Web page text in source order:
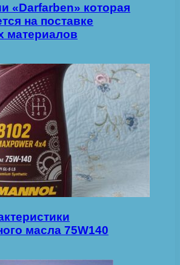
«Darfarben» которая
на поставке
материалов
масла 75W140